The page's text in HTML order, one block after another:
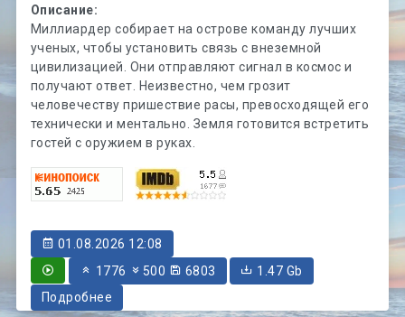
Описание:
Миллиардер собирает на острове команду лучших
ученых, чтобы установить связь с внеземной
цивилизацией. Они отправляют сигнал в космос и
получают ответ. Неизвестно, чем грозит
человечеству пришествие расы, превосходящей его
технически и ментально. Земля готовится встретить
гостей с оружием в руках.
01.08.2026 12:08
1776
500 6803
1.47 Gb
Подробнее